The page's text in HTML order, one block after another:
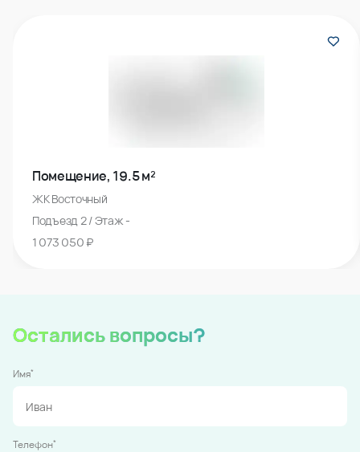
Помещение, 19.5 м²
ЖК Восточный
Подъезд 2 / Этаж -
1 073 050 ₽
Остались вопросы?
Имя*
Телефон*